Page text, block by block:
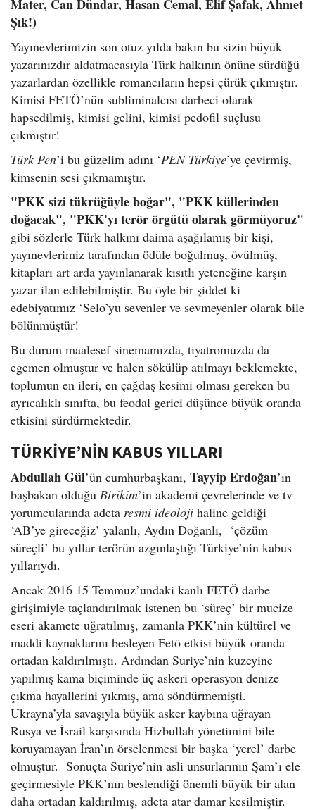
Mater, Can Dündar, Hasan Cemal, Elif Şafak, Ahmet
Şık!)
Yayınevlerimizin son otuz yılda bakın bu sizin büyük
yazarınızdır aldatmacasıyla Türk halkının önüne sürdüğü
yazarlardan özellikle romancıların hepsi çürük çıkmıştır.
Kimisi FETÖ’nün subliminalcısı darbeci olarak
hapsedilmiş, kimisi gelini, kimisi pedofil suçlusu
çıkmıştır!
Türk Pen’i bu güzelim adını ‘PEN Türkiye’ye çevirmiş,
kimsenin sesi çıkmamıştır.
"PKK sizi tükrüğüyle boğar", "PKK küllerinden
doğacak", "PKK'yı terör örgütü olarak görmüyoruz"
gibi sözlerle Türk halkını daima aşağılamış bir kişi,
yayınevlerimiz tarafından ödüle boğulmuş, övülmüş,
kitapları art arda yayınlanarak kısıtlı yeteneğine karşın
yazar ilan edilebilmiştir. Bu öyle bir şiddet ki
edebiyatımız ‘Selo’yu sevenler ve sevmeyenler olarak bile
bölünmüştür!
Bu durum maalesef sinemamızda, tiyatromuzda da
egemen olmuştur ve halen sökülüp atılmayı beklemekte,
toplumun en ileri, en çağdaş kesimi olması gereken bu
ayrıcalıklı sınıfta, bu feodal gerici düşünce büyük oranda
etkisini sürdürmektedir.
TÜRKİYE’NİN KABUS YILLARI
Abdullah Gül’ün cumhurbaşkanı, Tayyip Erdoğan’ın
başbakan olduğu Birikim’in akademi çevrelerinde ve tv
yorumcularında adeta resmi ideoloji haline geldiği
‘AB’ye gireceğiz’ yalanlı, Aydın Doğanlı, ‘çözüm
süreçli’ bu yıllar terörün azgınlaştığı Türkiye’nin kabus
yıllarıydı.
Ancak 2016 15 Temmuz’undaki kanlı FETÖ darbe
girişimiyle taçlandırılmak istenen bu ‘süreç’ bir mucize
eseri akamete uğratılmış, zamanla PKK’nin kültürel ve
maddi kaynaklarını besleyen Fetö etkisi büyük oranda
ortadan kaldırılmıştı. Ardından Suriye’nin kuzeyine
yapılmış kama biçiminde üç askeri operasyon denize
çıkma hayallerini yıkmış, ama söndürmemişti.
Ukrayna’yla savaşıyla büyük asker kaybına uğrayan
Rusya ve İsrail karşısında Hizbullah yönetimini bile
koruyamayan İran’ın örselenmesi bir başka ‘yerel’ darbe
olmuştur. Sonuçta Suriye’nin asli unsurlarının Şam’ı ele
geçirmesiyle PKK’nın beslendiği önemli büyük bir alan
daha ortadan kaldırılmış, adeta atar damar kesilmiştir.